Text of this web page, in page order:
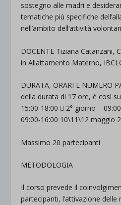
sostegno alle madri e
tematiche più specifiche
nell’ambito dell’attività
DOCENTE Tiziana Catanzani,
in Allattamento Materno,
DURATA, ORARI E NUMERO
della durata di 17 ore, è così
15:00-18:00  2° giorno –
09:00-16:00 10\11\12 maggio
Massimo 20 partecipanti
METODOLOGIA
Il corso prevede il
partecipanti, l’attivazione delle